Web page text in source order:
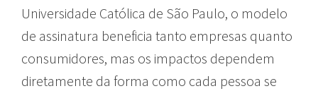
Universidade Católica de São Paulo, o modelo
de assinatura beneficia tanto empresas quanto
consumidores, mas os impactos dependem
diretamente da forma como cada pessoa se